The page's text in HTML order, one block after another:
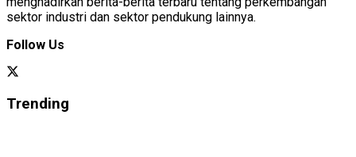
sektor industri dan sektor pendukung lainnya.
Follow Us
Trending